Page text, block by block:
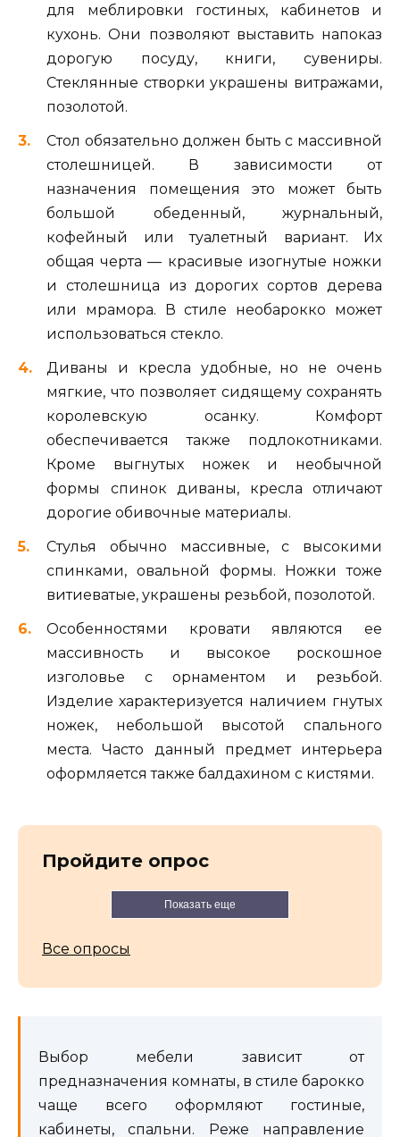
для меблировки гостиных, кабинетов и
кухонь. Они позволяют выставить напоказ
дорогую посуду, книги, сувениры.
Стеклянные створки украшены витражами,
позолотой.
Стол обязательно должен быть с массивной
столешницей. В зависимости от
назначения помещения это может быть
большой обеденный, журнальный,
кофейный или туалетный вариант. Их
общая черта — красивые изогнутые ножки
и столешница из дорогих сортов дерева
или мрамора. В стиле необарокко может
использоваться стекло.
Диваны и кресла удобные, но не очень
мягкие, что позволяет сидящему сохранять
королевскую осанку. Комфорт
обеспечивается также подлокотниками.
Кроме выгнутых ножек и необычной
формы спинок диваны, кресла отличают
дорогие обивочные материалы.
Стулья обычно массивные, с высокими
спинками, овальной формы. Ножки тоже
витиеватые, украшены резьбой, позолотой.
Особенностями кровати являются ее
массивность и высокое роскошное
изголовье с орнаментом и резьбой.
Изделие характеризуется наличием гнутых
ножек, небольшой высотой спального
места. Часто данный предмет интерьера
оформляется также балдахином с кистями.
Пройдите опрос
Показать еще
Все опросы
Выбор мебели зависит от
предназначения комнаты, в стиле барокко
чаще всего оформляют гостиные,
кабинеты, спальни. Реже направление